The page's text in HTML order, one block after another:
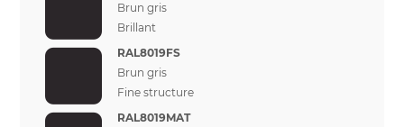
Brun gris
Brillant
RAL8019FS
Brun gris
Fine structure
RAL8019MAT